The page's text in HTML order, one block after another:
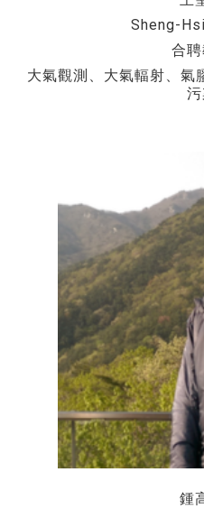
Sheng-
合
大氣觀測、大氣輻射、氣
鍾